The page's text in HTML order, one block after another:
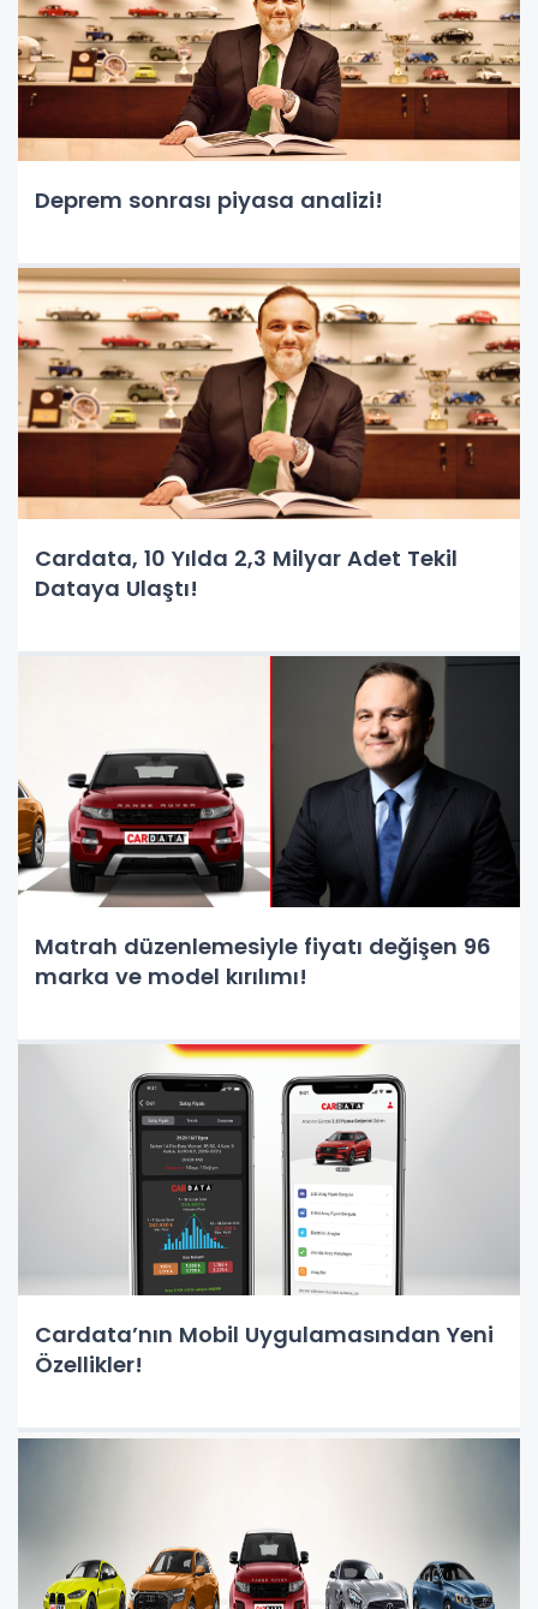
Deprem sonrası piyasa analizi!
Cardata, 10 Yılda 2,3 Milyar Adet Tekil
Dataya Ulaştı!
Matrah düzenlemesiyle fiyatı değişen 96
marka ve model kırılımı!
Cardata’nın Mobil Uygulamasından Yeni
Özellikler!